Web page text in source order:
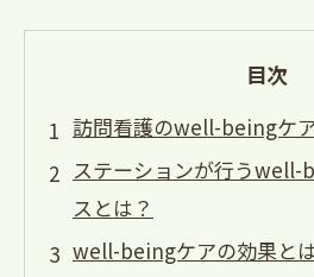
目次
訪問看護のwell-beingケ
ステーションが行うwell-
スとは？
well-beingケアの効果と